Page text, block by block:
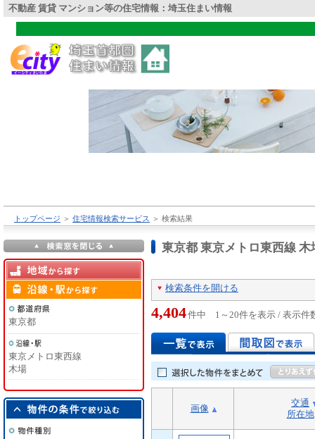
不動産 賃貸 マンション等の住宅情報：埼玉住まい情報
トップページ ＞ 住宅情報検索サービス ＞ 検索結果
東京都 東京メトロ東西線
検索条件を開ける
4,404件中 1～20件を表示 / 表示件
画像
交通
所在地
東京都
東京メトロ東西線
木場